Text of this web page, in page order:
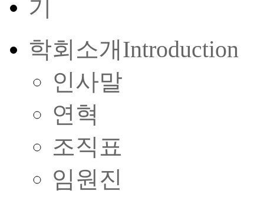
학회소개Introduction
인사말
연혁
조직표
임원진